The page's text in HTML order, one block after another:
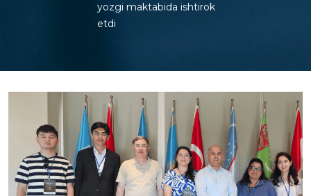
yozgi maktabida ishtirok
etdi